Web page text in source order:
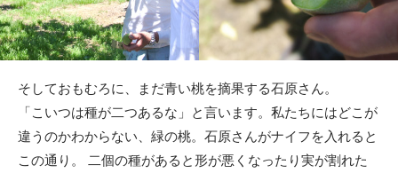
そしておもむろに、まだ青い桃を摘果する石原さん。
「こいつは種が二つあるな」と言います。私たちにはどこが
違うのかわからない、緑の桃。石原さんがナイフを入れると
この通り。 二個の種があると形が悪くなったり実が割れた